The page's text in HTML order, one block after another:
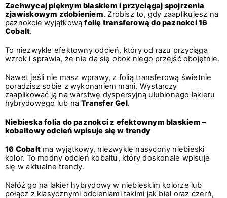
Zachwycaj pięknym blaskiem i przyciągaj spojrzenia
zjawiskowym zdobieniem. Zrobisz to, gdy zaaplikujesz na
paznokcie wyjątkowąfolię transferową do paznokci 16
Cobalt.
To niezwykle efektowny odcień, który od razu przyciąga
wzrok i sprawia, że nie da się obok niego przejść obojętnie.
Nawet jeśli nie masz wprawy, z folią transferową świetnie
poradzisz sobie z wykonaniem mani. Wystarczy
zaaplikować ją na warstwę dyspersyjną ulubionego lakieru
hybrydowego lub naTransfer Gel.
Niebieska folia do paznokci z efektownym blaskiem –
kobaltowy odcień wpisuje się w trendy
16 Cobaltma wyjątkowy, niezwykle nasycony niebieski
kolor. To modny odcień kobaltu, który doskonale wpisuje
się w aktualne trendy.
Nałóż go na lakier hybrydowy w niebieskim kolorze lub
połącz z klasycznymi odcieniami takimi jak biel oraz czerń,